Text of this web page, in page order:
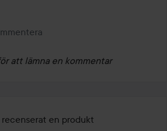
att lämna en kommentar
recenserat en produkt